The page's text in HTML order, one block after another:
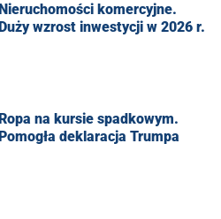
Nieruchomości komercyjne.
Duży wzrost inwestycji w 2026 r.
Ropa na kursie spadkowym.
Pomogła deklaracja Trumpa